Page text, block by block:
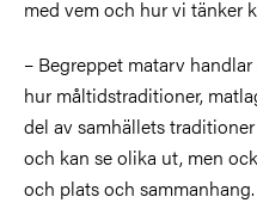
med vem och hur vi tänker
– Begreppet matarv
hur måltidstraditioner,
del av samhällets
och kan se olika ut, men
och plats och sammanhang.